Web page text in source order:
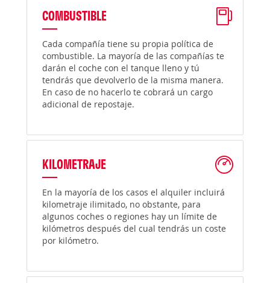
COMBUSTIBLE
Cada compañía tiene su propia política de
combustible. La mayoría de las compañías te
darán el coche con el tanque lleno y tú
tendrás que devolverlo de la misma manera.
En caso de no hacerlo te cobrará un cargo
adicional de repostaje.
KILOMETRAJE
En la mayoría de los casos el alquiler incluirá
kilometraje ilimitado, no obstante, para
algunos coches o regiones hay un límite de
kilómetros después del cual tendrás un coste
por kilómetro.